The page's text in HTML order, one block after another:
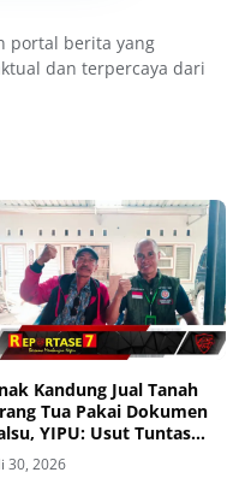
portal berita yang
dan terpercaya dari
Kandung Jual Tanah
Tua Pakai Dokumen
YIPU: Usut Tuntas
Desa hingga
30, 2026